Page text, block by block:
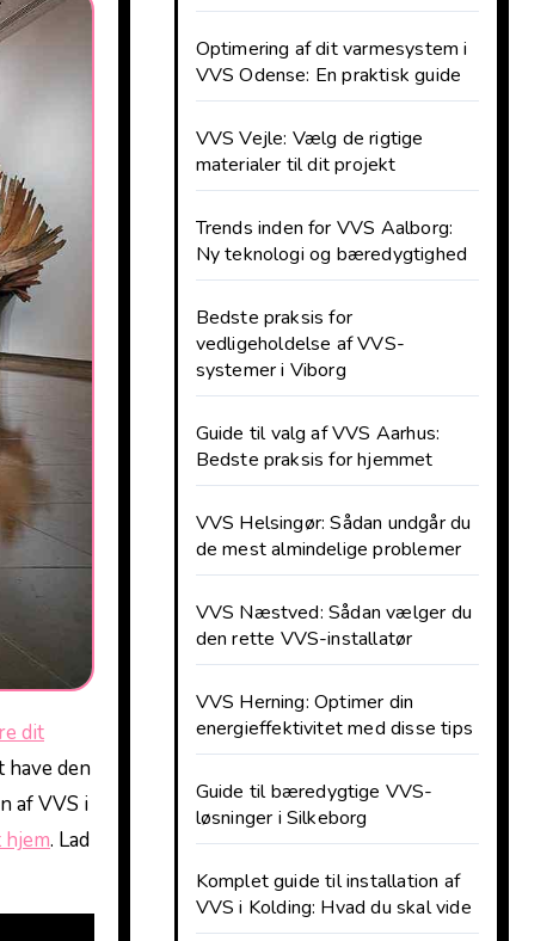
dit
den
af VVS i
hjem. ⁢Lad
Optimering af dit varmesystem i
VVS Odense: En praktisk guide
VVS Vejle: Vælg de rigtige
materialer til dit projekt
Trends inden for VVS Aalborg:
Ny teknologi og bæredygtighed
Bedste praksis for
vedligeholdelse af VVS-
systemer i Viborg
Guide til valg af VVS Aarhus:
Bedste praksis for hjemmet
VVS Helsingør: Sådan undgår du
de mest almindelige problemer
VVS Næstved: Sådan vælger du
den rette VVS-installatør
VVS Herning: Optimer din
energieffektivitet med disse tips
Guide til bæredygtige VVS-
løsninger i Silkeborg
Komplet guide til installation af
VVS i Kolding: Hvad du skal vide